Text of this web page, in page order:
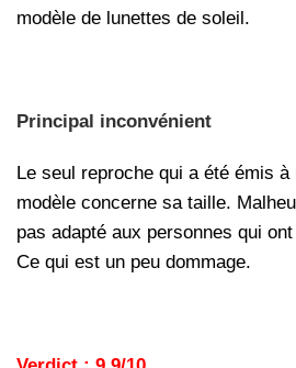
modèle de lunettes de soleil.
Principal inconvénient
Le seul reproche qui a été émis à
modèle concerne sa taille.
pas adapté aux personnes qui
Ce qui est un peu dommage.